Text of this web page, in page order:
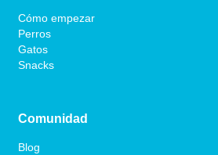
Cómo empezar
Perros
Gatos
Snacks
Comunidad
Blog